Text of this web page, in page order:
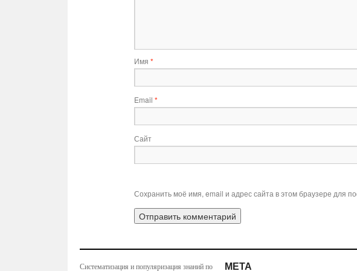
Имя *
Email *
Сайт
Сохранить моё имя, email и адрес сайта в этом браузере для
Систематизация и популяризация знаний по МЕТА